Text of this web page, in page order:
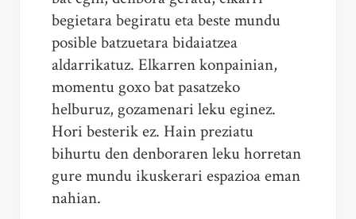
begietara begiratu eta beste mundu
posible batzuetara bidaiatzea
aldarrikatuz. Elkarren konpainian,
momentu goxo bat pasatzeko
helburuz, gozamenari leku eginez.
Hori besterik ez. Hain preziatu
bihurtu den denboraren leku horretan
gure mundu ikuskerari espazioa eman
nahian.